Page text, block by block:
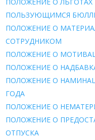
ПОЛЬЗУЮЩИМСЯ
ПОЛОЖЕНИЕ О
СОТРУДНИКОМ
ПОЛОЖЕНИЕ О
ПОЛОЖЕНИЕ О
ПОЛОЖЕНИЕ О
ГОДА
ПОЛОЖЕНИЕ О
ПОЛОЖЕНИЕ О
ОТПУСКА